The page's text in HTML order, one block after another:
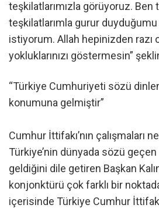
teşkilatlarımızla görüyoruz. Ben
teşkilatlarımla gurur
istiyorum. Allah hepinizden razı
yokluklarınızı göstermesin”
“Türkiye Cumhuriyeti sözü
konumuna gelmiştir”
Cumhur İttifakı’nın çalışmaları
Türkiye’nin dünyada sözü
geldiğini dile getiren Başkan
konjonktürü çok farklı bir
içerisinde Türkiye Cumhur